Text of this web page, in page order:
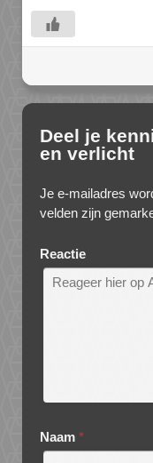
Deel je
en verlicht
Je e-mailadres
velden zijn
Reactie
Naam *